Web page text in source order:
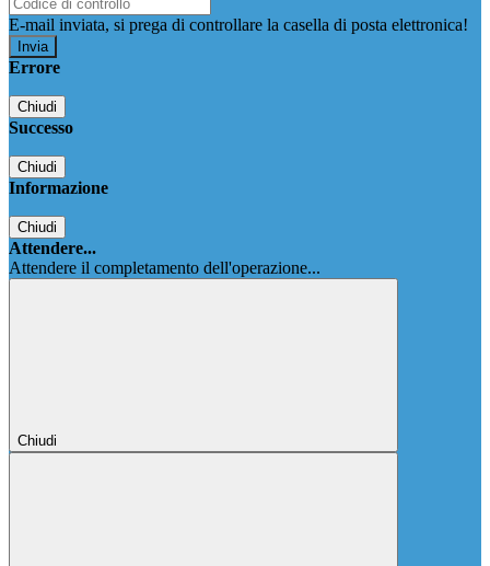
E-mail inviata, si prega di controllare la casella di posta elettronica!
Errore
Chiudi
Successo
Chiudi
Informazione
Chiudi
Attendere...
Attendere il completamento dell'operazione...
Chiudi